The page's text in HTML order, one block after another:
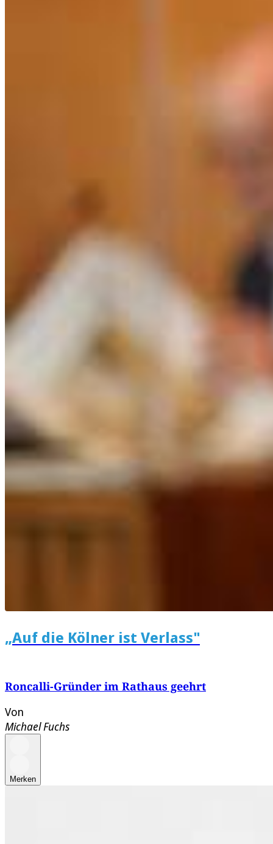
„Auf die Kölner ist Verlass"
Roncalli-Gründer im Rathaus geehrt
Von
Michael Fuchs
Merken